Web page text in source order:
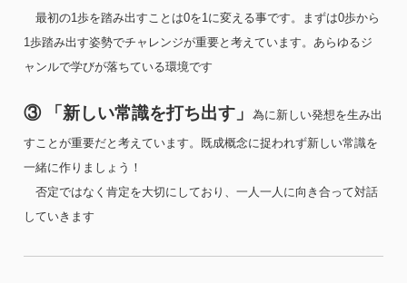
最初の1歩を踏み出すことは0を1に変える事です。まずは0歩から
1歩踏み出す姿勢でチャレンジが重要と考えています。あらゆるジ
ャンルで学びが落ちている環境です
③ 「新しい常識を打ち出す」 為に新しい発想を生み出
すことが重要だと考えています。既成概念に捉われず新しい常識を
一緒に作りましょう！
否定ではなく肯定を大切にしており、一人一人に向き合って対話
していきます